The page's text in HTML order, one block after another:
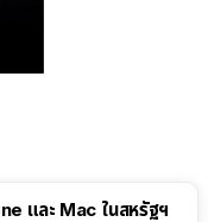
และ Mac ในสหรัฐฯ